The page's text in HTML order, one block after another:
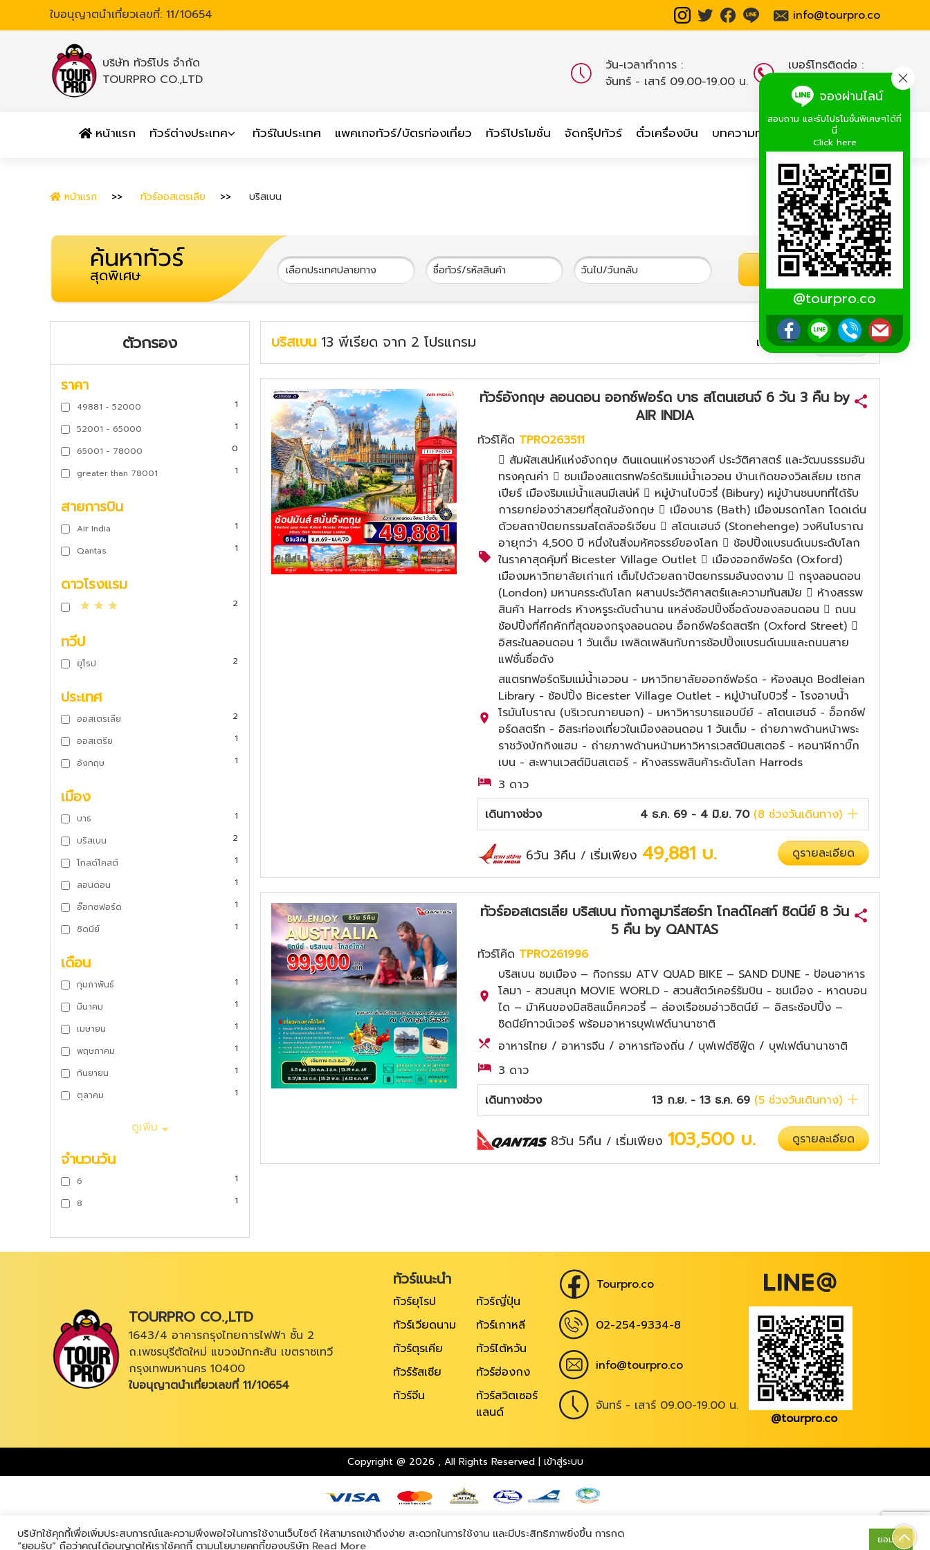
ใบอนุญาตนำเที่ยวเลขที่: 11/10654 info@tourpro.co
บริษัท ทัวร์โปร จำกัด
TOURPRO CO.,LTD
วัน-เวลาทำการ :
จันทร์ - เสาร์ 09.00-19.00 น.
เบอร์โทรติดต่อ :
02-254-9334-8
หน้าแรก ทัวร์ต่างประเทศ ทัวร์ในประเทศ แพคเกจทัวร์/บัตรท่องเที่ยว ทัวร์โปรโมชั่น จัดกรุ๊ปทัวร์ ตั๋วเครื่องบิน บทความท่องเที่ยว เกี่ยวกับเรา
จองผ่านไลน์
สอบถาม และรับโปรโมชั่นพิเศษๆได้ที่
นี่
Click here
@tourpro.co
หน้าแรก ทัวร์ออสเตรเลีย บริสเบน
ค้นหาทัวร์
สุดพิเศษ ค้นหาทัวร์
ตัวกรอง
ราคา
49881 - 52000
1
52001 - 65000
1
65001 - 78000
0
greater than 78001
1
สายการบิน
Air India
1
Qantas
1
ดาวโรงแรม
2
ทวีป
ยุโรป 2
ประเทศ
ออสเตรเลีย
2
ออสเตรีย
1
อังกฤษ
1
เมือง
บาธ
1
บริสเบน
2
โกลด์โคสต์
1
ลอนดอน
1
อ๊อกซฟอร์ด
1
ซิดนีย์
1
เดือน
กุมภาพันธ์
1
มีนาคม
1
เมษายน
1
พฤษภาคม
1
กันยายน
1
ตุลาคม
1
ดูเพิ่ม
จำนวนวัน
6
1
8
1
บริสเบน 13 พีเรียด จาก 2 โปรแกรม เรียงตาม:
ทัวร์อังกฤษ ลอนดอน ออกซ์ฟอร์ด บาธ สโตนเฮนจ์ 6 วัน 3 คืน by
AIR INDIA
ทัวร์โค๊ด TPRO263511
 สัมผัสเสน่ห์แห่งอังกฤษ ดินแดนแห่งราชวงศ์ ประวัติศาสตร์ และวัฒนธรรมอัน
ทรงคุณค่า  ชมเมืองสแตรทฟอร์ดริมแม่น้ำเอวอน บ้านเกิดของวิลเลียม เชกส
เปียร์ เมืองริมแม่น้ำแสนมีเสน่ห์  หมู่บ้านไบบิวรี่ (Bibury) หมู่บ้านชนบทที่ได้รับ
การยกย่องว่าสวยที่สุดในอังกฤษ  เมืองบาธ (Bath) เมืองมรดกโลก โดดเด่น
ด้วยสถาปัตยกรรมสไตล์จอร์เจียน  สโตนเฮนจ์ (Stonehenge) วงหินโบราณ
อายุกว่า 4,500 ปี หนึ่งในสิ่งมหัศจรรย์ของโลก  ช้อปปิ้งแบรนด์เนมระดับโลก
ในราคาสุดคุ้มที่ Bicester Village Outlet  เมืองออกซ์ฟอร์ด (Oxford)
เมืองมหาวิทยาลัยเก่าแก่ เต็มไปด้วยสถาปัตยกรรมอันงดงาม  กรุงลอนดอน
(London) มหานครระดับโลก ผสานประวัติศาสตร์และความทันสมัย  ห้างสรรพ
สินค้า Harrods ห้างหรูระดับตำนาน แหล่งช้อปปิ้งชื่อดังของลอนดอน  ถนน
ช้อปปิ้งที่คึกคักที่สุดของกรุงลอนดอน อ็อกซ์ฟอร์ดสตรีท (Oxford Street) 
อิสระในลอนดอน 1 วันเต็ม เพลิดเพลินกับการช้อปปิ้งแบรนด์เนมและถนนสาย
แฟชั่นชื่อดัง
สแตรทฟอร์ดริมแม่น้ำเอวอน - มหาวิทยาลัยออกซ์ฟอร์ด - ห้องสมุด Bodleian
Library - ช้อปปิ้ง Bicester Village Outlet - หมู่บ้านไบบิวรี่ - โรงอาบน้ำ
โรมันโบราณ (บริเวณภายนอก) - มหาวิหารบาธแอบบีย์ - สโตนเฮนจ์ - อ็อกซ์ฟ
อร์ดสตรีท - อิสระท่องเที่ยวในเมืองลอนดอน 1 วันเต็ม - ถ่ายภาพด้านหน้าพระ
ราชวังบักกิงแฮม - ถ่ายภาพด้านหน้ามหาวิหารเวสต์มินสเตอร์ - หอนาฬิกาบิ๊ก
เบน - สะพานเวสต์มินสเตอร์ - ห้างสรรพสินค้าระดับโลก Harrods
3 ดาว
เดินทางช่วง
4 ธ.ค. 69 - 4 มิ.ย. 70 (8 ช่วงวันเดินทาง)
6วัน 3คืน / เริ่มเพียง 49,881 บ. ดูรายละเอียด
ทัวร์ออสเตรเลีย บริสเบน ทังกาลูมารีสอร์ท โกลด์โคสท์ ซิดนีย์ 8 วัน
5 คืน by QANTAS
ทัวร์โค๊ด TPRO261996
บริสเบน ชมเมือง – กิจกรรม ATV QUAD BIKE – SAND DUNE - ป้อนอาหาร
โลมา - สวนสนุก MOVIE WORLD - สวนสัตว์เคอร์รัมบิน - ชมเมือง - หาดบอน
ได – ม้าหินของมิสซิสแม็คควอรี่ – ล่องเรือชมอ่าวซิดนีย์ – อิสระช้อปปิ้ง –
ซิดนีย์ทาวน์เวอร์ พร้อมอาหารบุฟเฟต์นานาชาติ
อาหารไทย / อาหารจีน / อาหารท้องถิ่น / บุฟเฟต์ซีฟู๊ด / บุฟเฟต์นานาชาติ
3 ดาว
เดินทางช่วง
13 ก.ย. - 13 ธ.ค. 69 (5ช่วงวันเดินทาง)
8วัน 5คืน / เริ่มเพียง 103,500 บ. ดูรายละเอียด
บริษัทใช้คุกกี้เพื่อเพิ่มประสบการณ์และความพึงพอใจในการใช้งานเว็บไซต์ ให้สามารถเข้าถึงง่าย สะดวกในการใช้งาน และมีประสิทธิภาพยิ่งขึ้น การกด
“ยอมรับ” ถือว่าคุณได้อนุญาตให้เราใช้คุกกี้ ตามนโยบายคุกกี้ของบริษัท Read More ยอมรับ
TOURPRO CO.,LTD
1643/4 อาคารกรุงไทยการไฟฟ้า ชั้น 2
ถ.เพชรบุรีตัดใหม่ แขวงมักกะสัน เขตราชเทวี
กรุงเทพมหานคร 10400
ใบอนุญาตนำเที่ยวเลขที่ 11/10654
ทัวร์แนะนำ
ทัวร์ยุโรป
ทัวร์ญี่ปุ่น
ทัวร์เวียดนาม
ทัวร์เกาหลี
ทัวร์ตุรเคีย
ทัวร์ไต้หวัน
ทัวร์รัสเซีย
ทัวร์ฮ่องกง
ทัวร์จีน
ทัวร์สวิตเซอร์
แลนด์
Tourpro.co
02-254-9334-8
info@tourpro.co
จันทร์ - เสาร์ 09.00-19.00 น.
@tourpro.co
Copyright @ 2026 , All Rights Reserved| เข้าสู่ระบบ